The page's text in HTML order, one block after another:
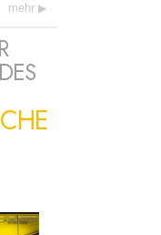
mehr